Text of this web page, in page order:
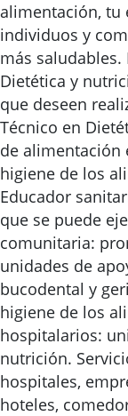
alimentación, tu
individuos y
más saludables.
Dietética y
que deseen
Técnico en
de alimentación
higiene de los
Educador
que se puede
comunitaria:
unidades de
bucodental y
higiene de los
hospitalarios:
nutrición.
hospitales,
hoteles,